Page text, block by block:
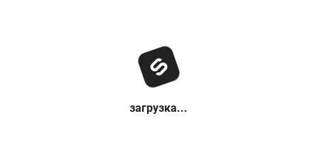
загрузка...